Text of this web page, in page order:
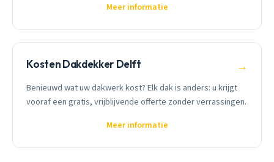
Meer informatie
Kosten Dakdekker Delft →
Benieuwd wat uw dakwerk kost? Elk dak is anders: u krijgt
vooraf een gratis, vrijblijvende offerte zonder verrassingen.
Meer informatie